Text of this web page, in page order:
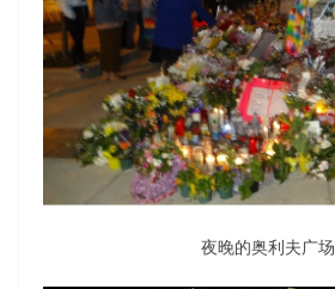
夜晚的奥利夫广场